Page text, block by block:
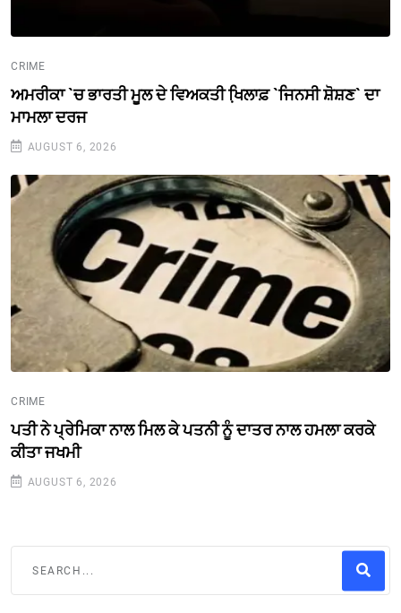
CRIME
ਅਮਰੀਕਾ `ਚ ਭਾਰਤੀ ਮੂਲ ਦੇ ਵਿਅਕਤੀ ਖਿ਼ਲਾਫ਼ `ਜਿਨਸੀ ਸ਼ੋਸ਼ਣ` ਦਾ
ਮਾਮਲਾ ਦਰਜ
AUGUST 6, 2026
CRIME
ਪਤੀ ਨੇ ਪ੍ਰੇਮਿਕਾ ਨਾਲ ਮਿਲ ਕੇ ਪਤਨੀ ਨੂੰ ਦਾਤਰ ਨਾਲ ਹਮਲਾ ਕਰਕੇ
ਕੀਤਾ ਜਖਮੀ
AUGUST 6, 2026